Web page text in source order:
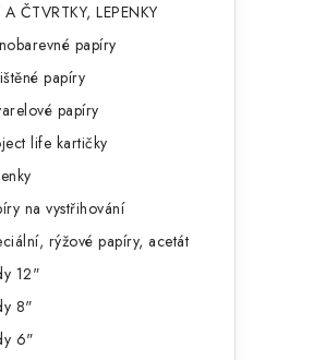
A ČTVRTKY, LEPENKY
papíry
papíry
papíry
life kartičky
na vystřihování
rýžové papíry, acetát
12"
8"
6"